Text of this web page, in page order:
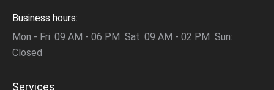
Business hours:
Mon - Fri: 09 AM - 06 PM Sat: 09 AM - 02 PM Sun:
Closed
Services